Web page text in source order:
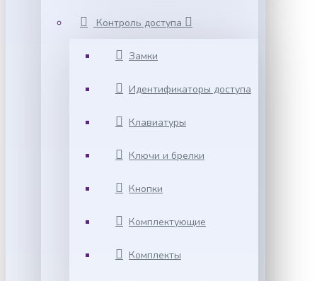
Контроль доступа
Замки
Идентификаторы доступа
Клавиатуры
Ключи и брелки
Кнопки
Комплектующие
Комплекты